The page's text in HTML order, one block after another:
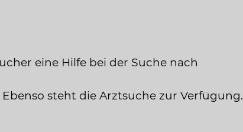
eine Hilfe bei der Suche nach
steht die Arztsuche zur Verfügung.